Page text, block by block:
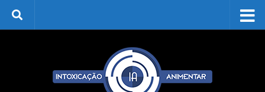
Skip to content